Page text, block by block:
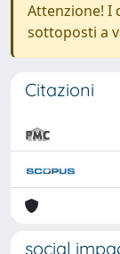
Attenzione! I
sottoposti a
Citazioni
social